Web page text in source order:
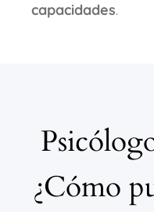
capacidades.
¿Cómo